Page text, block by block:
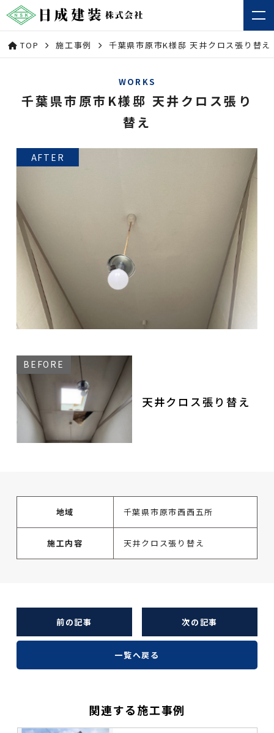
TOP 施工事例 千葉県市原市K様邸 天井クロス張り替え
WORKS
千葉県市原市K様邸 天井クロス張り
替え
天井クロス張り替え
地域 千葉県市原市西西五所
施工内容 天井クロス張り替え
前の記事 次の記事
一覧へ戻る
関連する施工事例